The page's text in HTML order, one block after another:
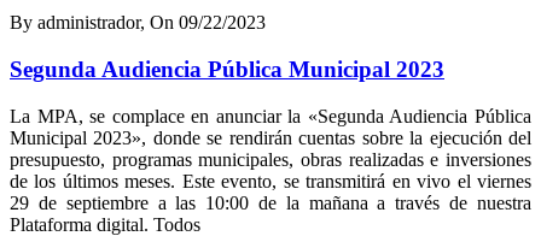
By administrador, On 09/22/2023
Segunda Audiencia Pública Municipal 2023
La MPA, se complace en anunciar la «Segunda Audiencia Pública
Municipal 2023», donde se rendirán cuentas sobre la ejecución del
presupuesto, programas municipales, obras realizadas e inversiones
de los últimos meses. Este evento, se transmitirá en vivo el viernes
29 de septiembre a las 10:00 de la mañana a través de nuestra
Plataforma digital. Todos